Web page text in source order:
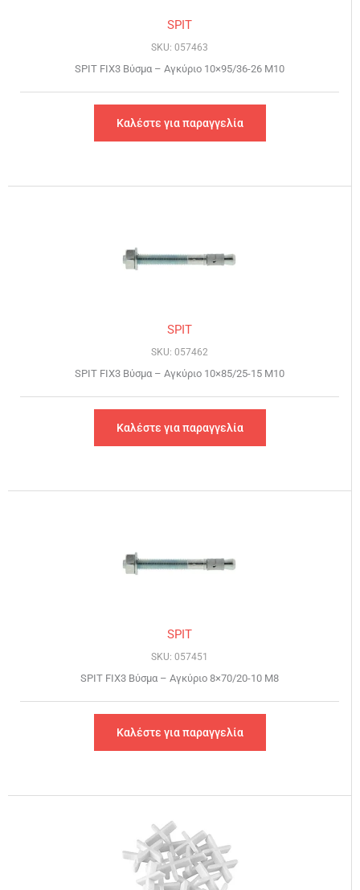
SPIT
SKU: 057463
SPIT FIX3 Βύσμα – Αγκύριο 10×95/36-26 Μ10
Καλέστε για παραγγελία
SPIT
SKU: 057462
SPIT FIX3 Βύσμα – Αγκύριο 10×85/25-15 Μ10
Καλέστε για παραγγελία
SPIT
SKU: 057451
SPIT FIX3 Βύσμα – Αγκύριο 8×70/20-10 Μ8
Καλέστε για παραγγελία